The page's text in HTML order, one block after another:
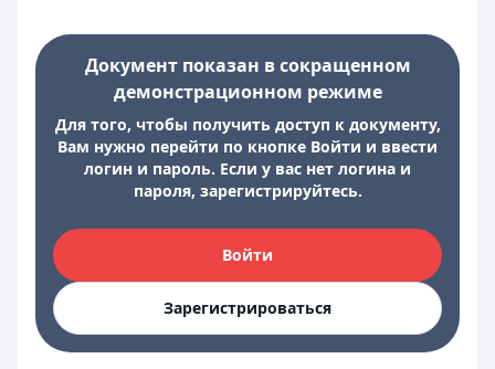
Документ показан в сокращенном
демонстрационном режиме
Для того, чтобы получить доступ к документу,
Вам нужно перейти по кнопке Войти и ввести
логин и пароль. Если у вас нет логина и
пароля, зарегистрируйтесь.
Войти
Зарегистрироваться